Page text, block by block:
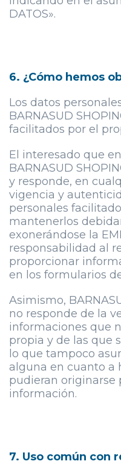
DATOS».
6. ¿Cómo hemos
Los datos
BARNASUD
facilitados por el
El interesado que
BARNASUD
y responde, en
vigencia y
personales
mantenerlos
exonerándose la
responsabilidad al
proporcionar
en los formularios
Asimismo,
no responde de la
informaciones que
propia y de las que
lo que tampoco
alguna en cuanto a
pudieran originarse
información.
7. Uso común con